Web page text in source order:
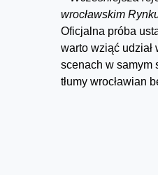
wrocławskim
Oficjalna próba
warto wziąć udział
scenach w samym
tłumy wrocławian